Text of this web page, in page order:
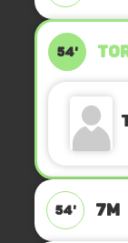
54'
54' 7M